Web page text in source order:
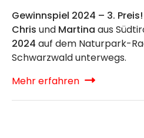
Gewinnspiel 2024 – 3.
Chris und Martina aus
2024 auf dem Naturpark-
Schwarzwald unterwegs.
Mehr erfahren